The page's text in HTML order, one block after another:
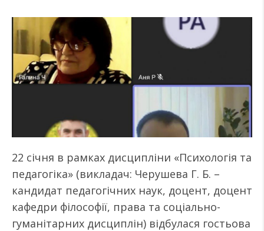
22 січня в рамках дисципліни «Психологія та
педагогіка» (викладач: Черушева Г. Б. –
кандидат педагогічних наук, доцент, доцент
кафедри філософії, права та соціально-
гуманітарних дисциплін) відбулася гостьова